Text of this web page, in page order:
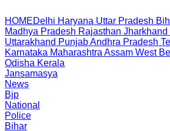
HOMEDelhi Haryana Uttar Pradesh
Madhya Pradesh Rajasthan Jharkhand
Uttarakhand PunjabAndhra Pradesh
Karnataka Maharashtra Assam West
Odisha Kerala
Jansamasya
News
Bjp
National
Police
Bihar